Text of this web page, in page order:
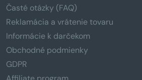
Časté otázky (FAQ)
Reklamácia a vrátenie tovaru
Informácie k darčekom
Obchodné podmienky
GDPR